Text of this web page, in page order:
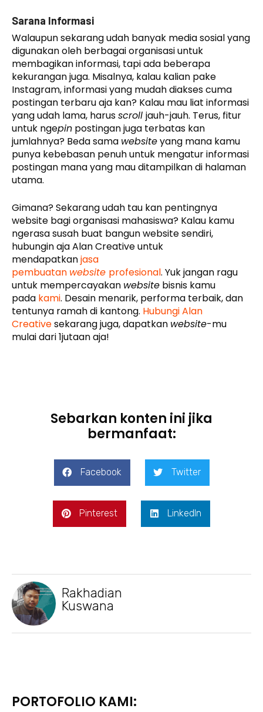
Sarana Informasi
Walaupun sekarang udah banyak media sosial yang
digunakan oleh berbagai organisasi untuk
membagikan informasi, tapi ada beberapa
kekurangan juga. Misalnya, kalau kalian pake
Instagram, informasi yang mudah diakses cuma
postingan terbaru aja kan? Kalau mau liat informasi
yang udah lama, harusscroll jauh-jauh. Terus, fitur
untuk ngepin postingan juga terbatas kan
jumlahnya? Beda sama websiteyang mana kamu
punya kebebasan penuh untuk mengatur informasi
postingan mana yang mau ditampilkan di halaman
utama.
Gimana? Sekarang udah tau kan pentingnya
website bagi organisasi mahasiswa? Kalau kamu
ngerasa susah buat bangun website sendiri,
hubungin aja Alan Creative untuk
mendapatkanjasa
pembuatan website profesional. Yuk jangan ragu
untuk mempercayakan website bisnis kamu
pada kami. Desain menarik, performa terbaik, dan
tentunya ramah di kantong. Hubungi Alan
Creativesekarang juga, dapatkan website-mu
mulai dari 1jutaan aja!
Sebarkan konten ini jika
bermanfaat:
Facebook Twitter
Pinterest LinkedIn
Rakhadian
Kuswana
PORTOFOLIO KAMI: